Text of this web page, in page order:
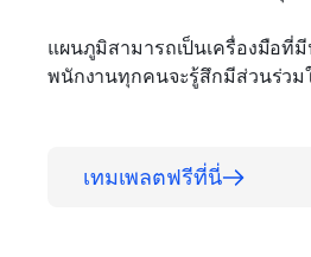
แผนภูมิสามารถเป็นเครื่องมือที่
พนักงานทุกคนจะรู้สึกมีส่วนร่วม
เทมเพลตฟรีที่นี่